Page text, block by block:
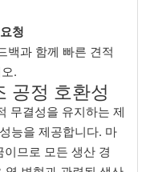
청
백과 함께 빠른 견적
.
공정 호환성
무결성을 유지하는 제
능을 제공합니다. 마
므로 모든 생산 경